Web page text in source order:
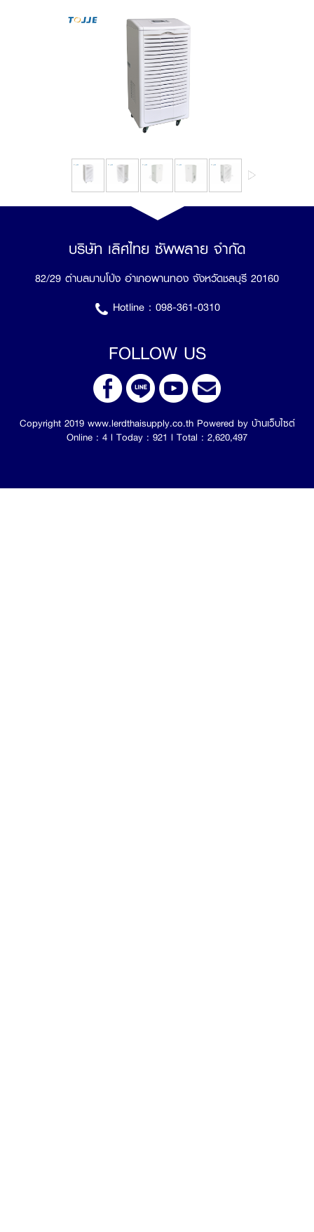
บริษัท เลิศไทย ซัพพลาย จำกัด
82/29 ตำบลมาบโป่ง อำเภอพานทอง จังหวัดชลบุรี 20160
Hotline : 098-361-0310
FOLLOW US
Copyright 2019 www.lerdthaisupply.co.th Powered by บ้านเว็บไซต์
Online : 4 l Today : 921 l Total : 2,620,497